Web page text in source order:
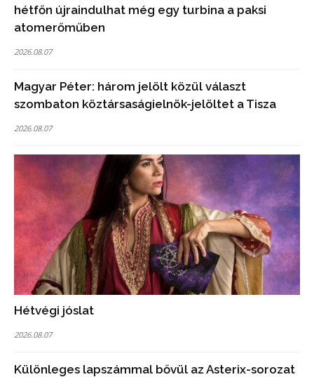
hétfőn újraindulhat még egy turbina a paksi
atomerőműben
2026.08.07
Magyar Péter: három jelölt közül választ
szombaton köztársaságielnök-jelöltet a Tisza
2026.08.07
Hétvégi jóslat
2026.08.07
Különleges lapszámmal bővül az Asterix-sorozat